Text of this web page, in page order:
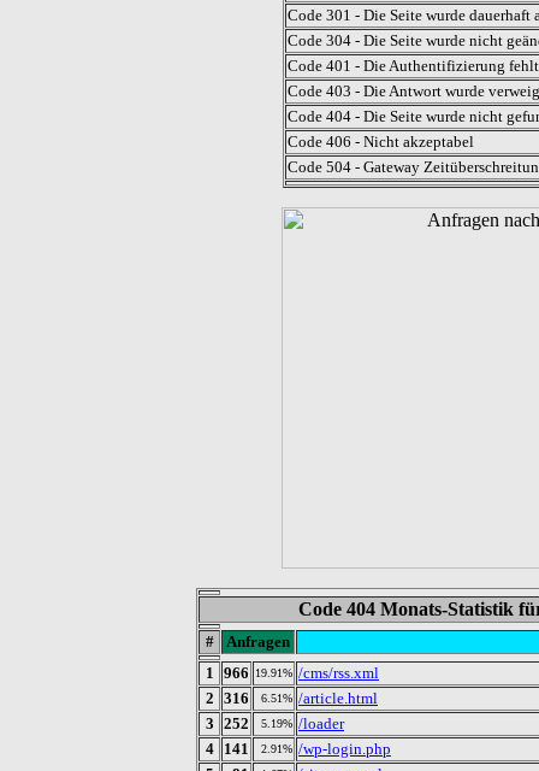
Code 301 - Die Seite wurde dauerhaft
Code 304 - Die Seite wurde nicht
Code 401 - Die Authentifizierung
Code 403 - Die Antwort wurde
Code 404 - Die Seite wurde nicht
Code 406 - Nicht akzeptabel
Code 504 - Gateway
Code 404 Monats-Statistik
#
Anfragen
1
966 19.91% /cms/rss.xml
2 316 6.51% /article.html
3 252 5.19% /loader
4
141 2.91% /wp-login.php